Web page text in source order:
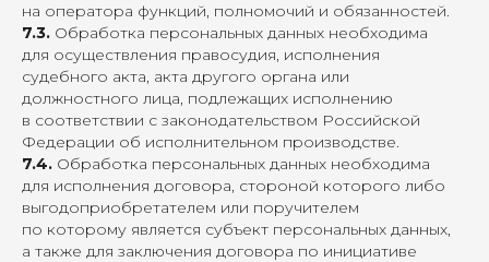
на оператора функций, полномочий и обязанностей.
7.3. Обработка персональных данных необходима
для осуществления правосудия, исполнения
судебного акта, акта другого органа или
должностного лица, подлежащих исполнению
в соответствии с законодательством Российской
Федерации об исполнительном производстве.
7.4. Обработка персональных данных необходима
для исполнения договора, стороной которого либо
выгодоприобретателем или поручителем
по которому является субъект персональных данных,
а также для заключения договора по инициативе